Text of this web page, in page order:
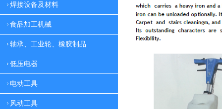
焊接设备及材料
食品加工机械
轴承、工业轮、橡胶制品
低压电器
电动工具
风动工具